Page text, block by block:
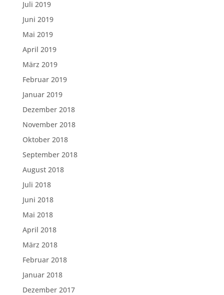
Juli 2019
Juni 2019
Mai 2019
April 2019
März 2019
Februar 2019
Januar 2019
Dezember 2018
November 2018
Oktober 2018
September 2018
August 2018
Juli 2018
Juni 2018
Mai 2018
April 2018
März 2018
Februar 2018
Januar 2018
Dezember 2017